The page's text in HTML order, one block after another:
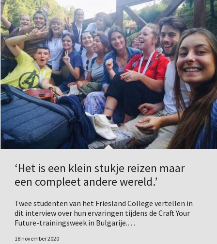
‘Het is een klein stukje reizen maar
een compleet andere wereld.’
Twee studenten van het Friesland College vertellen in
dit interview over hun ervaringen tijdens de Craft Your
Future-trainingsweek in Bulgarije.…
18 november 2020